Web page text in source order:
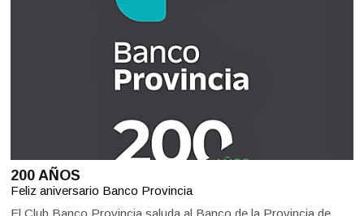
200 AÑOS
Feliz aniversario Banco Provincia
El Club Banco Provincia saluda al Banco de la Provincia de